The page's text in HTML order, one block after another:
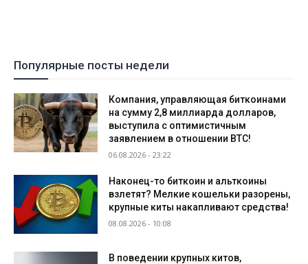
Популярные посты недели
Компания, управляющая биткоинами
на сумму 2,8 миллиарда долларов,
выступила с оптимистичным
заявлением в отношении BTC!
06.08.2026 - 23:22
Наконец-то биткоин и альткоины
взлетят? Мелкие кошельки разорены,
крупные киты накапливают средства!
08.08.2026 - 10:08
В поведении крупных китов,